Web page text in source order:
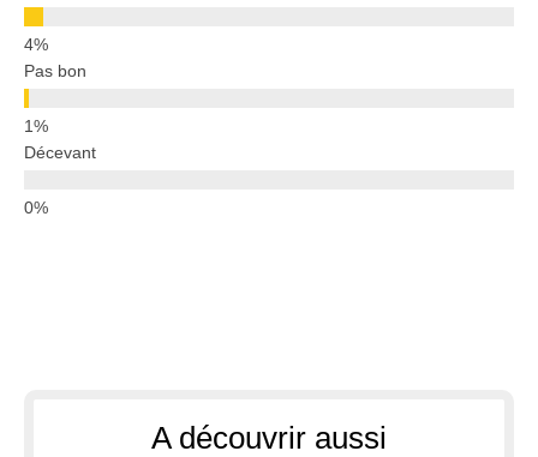
Pas bon
Décevant
A découvrir aussi